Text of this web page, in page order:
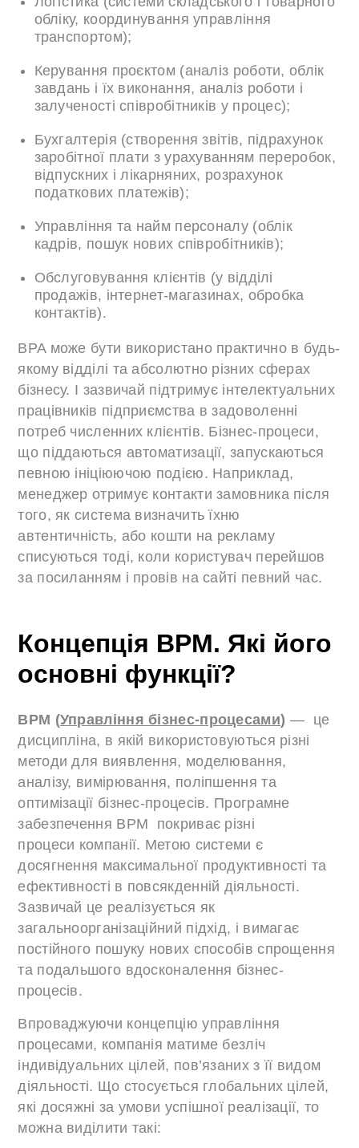
обліку, координування управління
транспортом);
Керування проєктом (аналіз роботи, облік
завдань і їх виконання, аналіз роботи і
залученості співробітників у процес);
Бухгалтерія (створення звітів, підрахунок
заробітної плати з урахуванням переробок,
відпускних і лікарняних, розрахунок
податкових платежів);
Управління та найм персоналу (облік
кадрів, пошук нових співробітників);
Обслуговування клієнтів (у відділі
продажів, інтернет-магазинах, обробка
контактів).
BPA може бути використано практично в будь-
якому відділі та абсолютно різних сферах
бізнесу. І зазвичай підтримує інтелектуальних
працівників підприємства в задоволенні
потреб численних клієнтів. Бізнес-процеси,
що піддаються автоматизації, запускаються
певною ініціюючою подією. Наприклад,
менеджер отримує контакти замовника після
того, як система визначить їхню
автентичність, або кошти на рекламу
списуються тоді, коли користувач перейшов
за посиланням і провів на сайті певний час.
Концепція BPM. Які його
основні функції?
BPM (Управління бізнес-процесами) — це
дисципліна, в якій використовуються різні
методи для виявлення, моделювання,
аналізу, вимірювання, поліпшення та
оптимізації бізнес-процесів. Програмне
забезпечення BPM покриває різні
процеси компанії. Метою системи є
досягнення максимальної продуктивності та
ефективності в повсякденній діяльності.
Зазвичай це реалізується як
загальноорганізаційний підхід, і вимагає
постійного пошуку нових способів спрощення
та подальшого вдосконалення бізнес-
процесів.
Впроваджуючи концепцію управління
процесами, компанія матиме безліч
індивідуальних цілей, пов’язаних з її видом
діяльності. Що стосується глобальних цілей,
які досяжні за умови успішної реалізації, то
можна виділити такі: